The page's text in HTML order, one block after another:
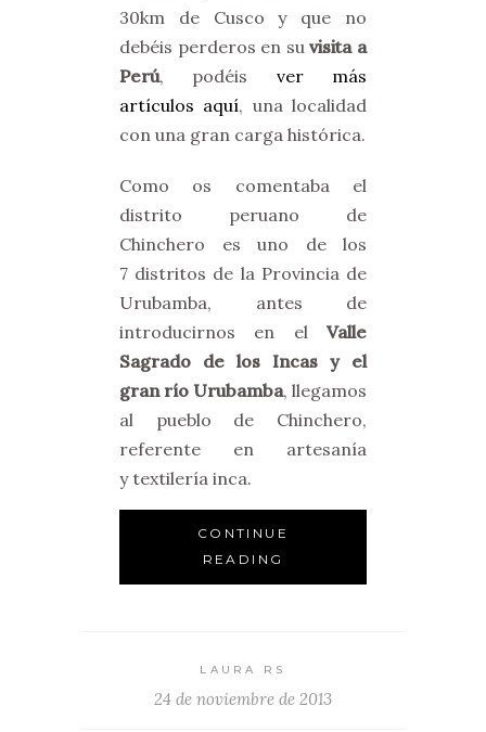
30km de Cusco y que no
debéis perderos en suvisita a
Perú, podéis ver más
artículos aquí, una localidad
con una gran carga histórica.
Como os comentaba el
distrito peruano de
Chinchero es uno de los
7 distritos de la Provincia de
Urubamba, antes de
introducirnos en el Valle
Sagrado de los Incas y el
gran río Urubamba, llegamos
al pueblo de Chinchero,
referente en artesanía
y textilería inca.
CONTINUE
READING
LAURA RS
24 de noviembre de 2013